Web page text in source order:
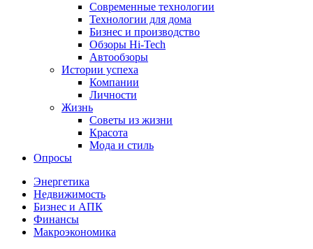
Современные технологии
Технологии для дома
Бизнес и производство
Обзоры Hi-Tech
Автообзоры
Истории успеха
Компании
Личности
Жизнь
Советы из жизни
Красота
Мода и стиль
Опросы
Энергетика
Недвижимость
Бизнес и АПК
Финансы
Макроэкономика